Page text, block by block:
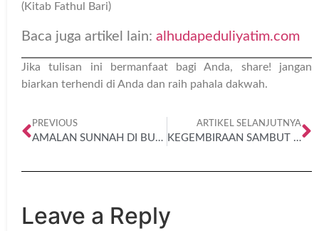
(Kitab Fathul Bari)
Baca juga artikel lain: alhudapeduliyatim.com
Jika tulisan ini bermanfaat bagi Anda, share! jangan
biarkan terhendi di Anda dan raih pahala dakwah.
PREVIOUS
AMALAN SUNNAH DI BULAN SYA’BAN
ARTIKEL SELANJUTNYA
KEGEMBIRAAN SAMBUT RAMADHAN
Leave a Reply